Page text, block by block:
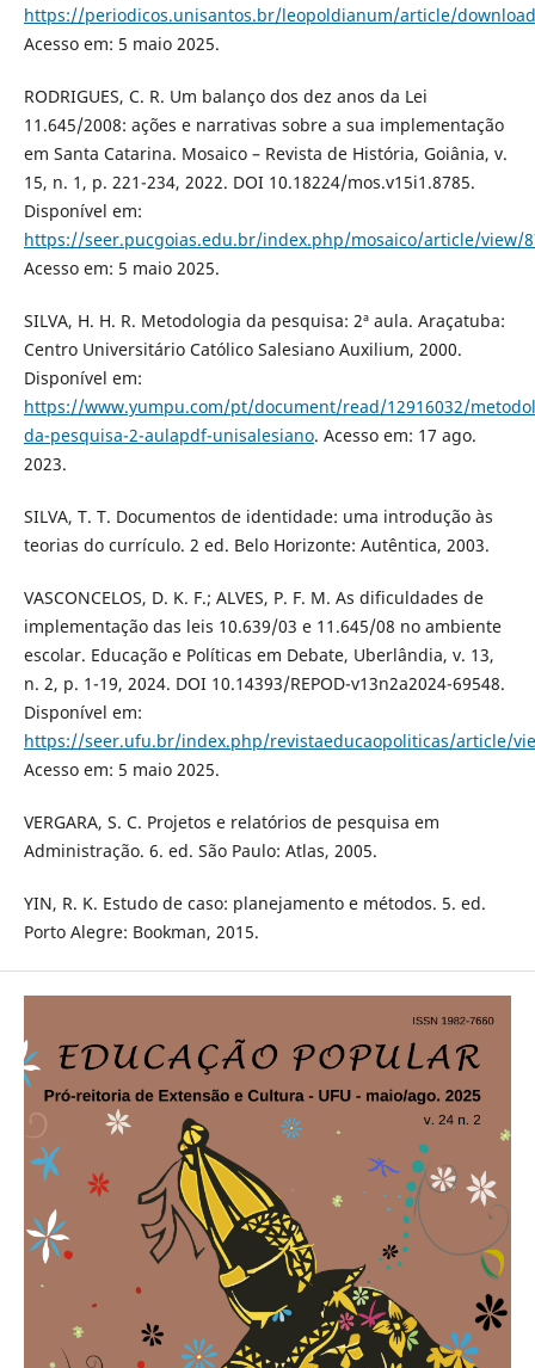
https://periodicos.unisantos.br/leopoldianum/article/
Acesso em: 5 maio 2025.
RODRIGUES, C. R. Um balanço dos dez anos da Lei
11.645/2008: ações e narrativas sobre a sua implementação
em Santa Catarina. Mosaico – Revista de História, Goiânia, v.
15, n. 1, p. 221-234, 2022. DOI 10.18224/mos.v15i1.8785.
Disponível em:
https://seer.pucgoias.edu.br/index.php/mosaico/article/view/
Acesso em: 5 maio 2025.
SILVA, H. H. R. Metodologia da pesquisa: 2ª aula. Araçatuba:
Centro Universitário Católico Salesiano Auxilium, 2000.
Disponível em:
https://www.yumpu.com/pt/document/read/12916032/
da-pesquisa-2-aulapdf-unisalesiano. Acesso em: 17 ago.
2023.
SILVA, T. T. Documentos de identidade: uma introdução às
teorias do currículo. 2 ed. Belo Horizonte: Autêntica, 2003.
VASCONCELOS, D. K. F.; ALVES, P. F. M. As dificuldades de
implementação das leis 10.639/03 e 11.645/08 no ambiente
escolar. Educação e Políticas em Debate, Uberlândia, v. 13,
n. 2, p. 1-19, 2024. DOI 10.14393/REPOD-v13n2a2024-69548.
Disponível em:
https://seer.ufu.br/index.php/revistaeducaopoliticas/article/
Acesso em: 5 maio 2025.
VERGARA, S. C. Projetos e relatórios de pesquisa em
Administração. 6. ed. São Paulo: Atlas, 2005.
YIN, R. K. Estudo de caso: planejamento e métodos. 5. ed.
Porto Alegre: Bookman, 2015.